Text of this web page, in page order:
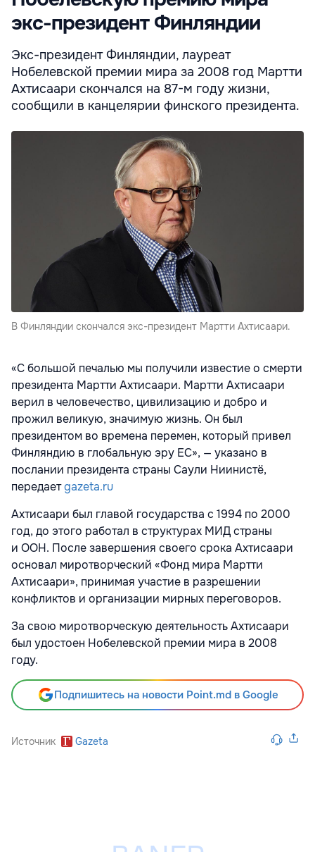
экс-президент Финляндии
Экс-президент Финляндии, лауреат
Нобелевской премии мира за 2008 год Мартти
Ахтисаари скончался на 87-м году жизни,
сообщили в канцелярии финского президента.
В Финляндии скончался экс-президент Мартти Ахтисаари.
«С большой печалью мы получили известие о смерти
президента Мартти Ахтисаари. Мартти Ахтисаари
верил в человечество, цивилизацию и добро и
прожил великую, значимую жизнь. Он был
президентом во времена перемен, который привел
Финляндию в глобальную эру ЕС», — указано в
послании президента страны Саули Ниинистё,
передаетgazeta.ru
Ахтисаари был главой государства с 1994 по 2000
год, до этого работал в структурах МИД страны
и ООН. После завершения своего срока Ахтисаари
основал миротворческий «Фонд мира Мартти
Ахтисаари», принимая участие в разрешении
конфликтов и организации мирных переговоров.
За свою миротворческую деятельность Ахтисаари
был удостоен Нобелевской премии мира в 2008
году.
Подпишитесь на новости Point.md в Google
Источник Gazeta